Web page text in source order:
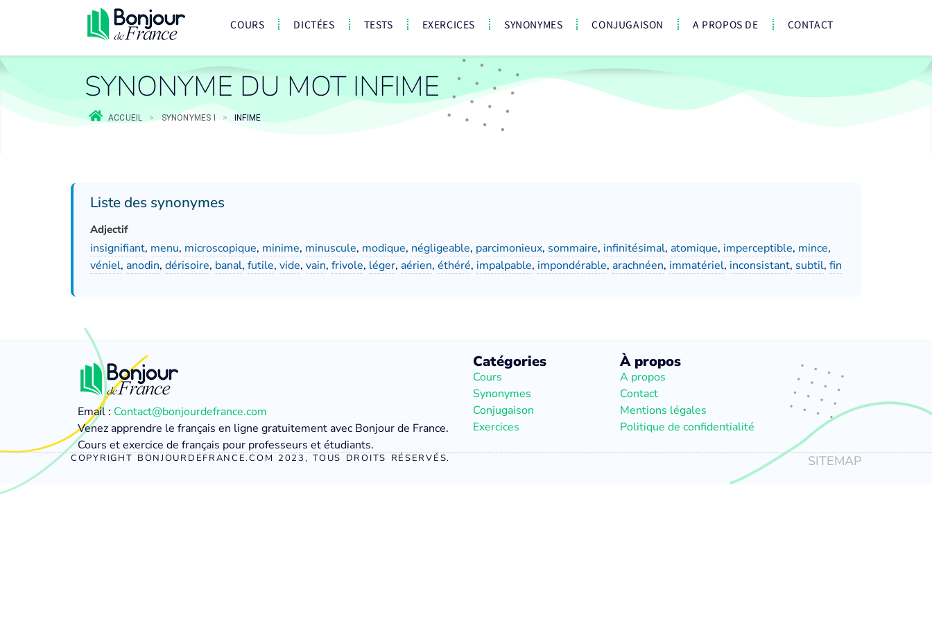
COURS DICTÉES TESTS EXERCICES SYNONYMES CONJUGAISON A PROPOS DE CONTACT
SYNONYME DU MOT INFIME
ACCUEIL > SYNONYMES I > INFIME
Liste des synonymes
Adjectif
insignifiant, menu, microscopique, minime, minuscule, modique, négligeable, parcimonieux, sommaire, infinitésimal, atomique, imperceptible, mince,
véniel, anodin, dérisoire, banal, futile, vide, vain, frivole, léger, aérien, éthéré, impalpable, impondérable, arachnéen, immatériel, inconsistant, subtil, fin
Email : Contact@bonjourdefrance.com
Venez apprendre le français en ligne gratuitement avec Bonjour de France.
Cours et exercice de français pour professeurs et étudiants.
Catégories
Cours
Synonymes
Conjugaison
Exercices
À propos
A propos
Contact
Mentions légales
Politique de confidentialité
COPYRIGHT BONJOURDEFRANCE.COM 2023, TOUS DROITS RÉSERVÉS. SITEMAP